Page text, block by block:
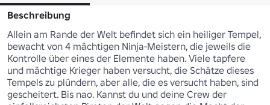
Beschreibung
Allein am Rande der Welt befindet sich ein heiliger Tempel,
bewacht von 4 mächtigen Ninja-Meistern, die jeweils die
Kontrolle über eines der Elemente haben. Viele tapfere
und mächtige Krieger haben versucht, die Schätze dieses
Tempels zu plündern, aber alle, die es versucht haben, sind
gescheitert. Bis nao. Kannst du und deine Crew der